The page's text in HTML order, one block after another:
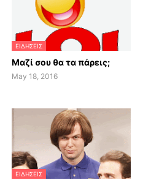
ΕΙΔΗΣΕΙΣ
Μαζί σου θα τα πάρεις;
May 18, 2016
ΕΙΔΗΣΕΙΣ